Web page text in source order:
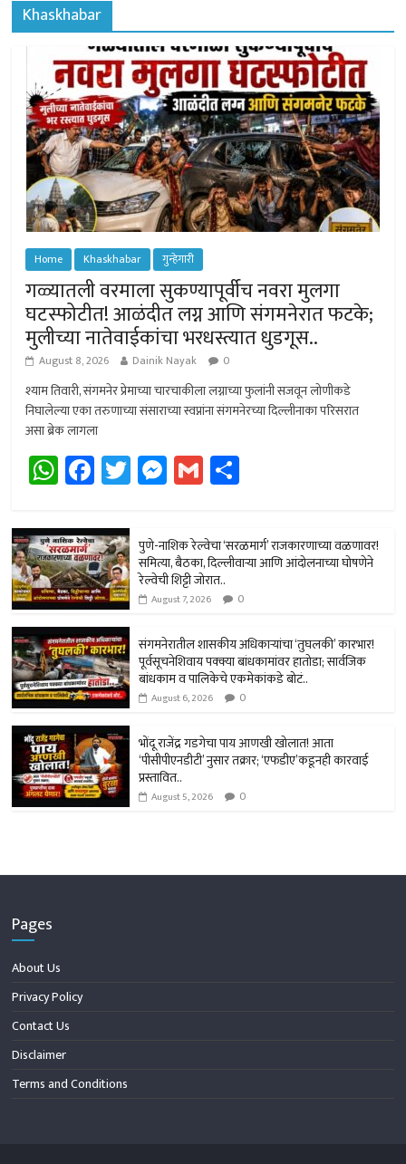
Khaskhabar
Home Khaskhabar गुन्हेगारी
गळ्यातली वरमाला सुकण्यापूर्वीच नवरा मुलगा
घटस्फोटीत! आळंदीत लग्न आणि संगमनेरात फटके;
मुलीच्या नातेवाईकांचा भरधस्त्यात धुडगूस..
August 8, 2026 Dainik Nayak 0
श्याम तिवारी, संगमनेर प्रेमाच्या चारचाकीला लग्नाच्या फुलांनी सजवून लोणीकडे
निघालेल्या एका तरुणाच्या संसाराच्या स्वप्नांना संगमनेरच्या दिल्लीनाका परिसरात
असा ब्रेक लागला
W
h
at
sA
p
p
Fa
ce
b
o
ok
T
wi
tt
er
M
es
se
n
ge
r
G
m
ail
पुणे-नाशिक रेल्वेचा ‘सरळमार्ग’ राजकारणाच्या वळणावर!
समित्या, बैठका, दिल्लीवार्‍या आणि आंदोलनाच्या घोषणेने
रेल्वेची शिट्टी जोरात..
August 7, 2026 0
संगमनेरातील शासकीय अधिकार्‍यांचा ‘तुघलकी’ कारभार!
पूर्वसूचनेशिवाय पक्क्या बांधकामांवर हातोडा; सार्वजिक
बांधकाम व पालिकेचे एकमेकांकडे बोटं..
August 6, 2026 0
भोंदू राजेंद्र गडगेचा पाय आणखी खोलात! आता
‘पीसीपीएनडीटी’ नुसार तक्रार; ‘एफडीए’कडूनही कारवाई
प्रस्तावित..
August 5, 2026 0
Pages
About Us
Privacy Policy
Contact Us
Disclaimer
Terms and Conditions